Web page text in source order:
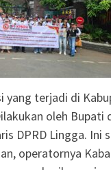
yang terjadi di
oleh Bupati
DPRD Lingga. Ini
operatornya